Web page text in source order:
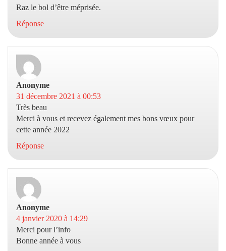
Raz le bol d’être méprisée.
Réponse
Anonyme
31 décembre 2021 à 00:53
Très beau
Merci à vous et recevez également mes bons vœux pour
cette année 2022
Réponse
Anonyme
4 janvier 2020 à 14:29
Merci pour l’info
Bonne année à vous